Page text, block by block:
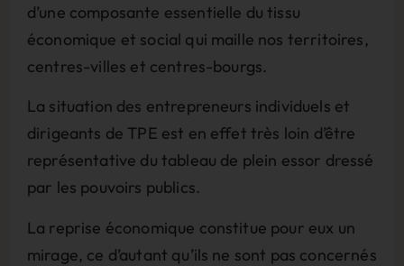
d’une composante essentielle du tissu
économique et social qui maille nos territoires,
centres-villes et centres-bourgs.
La situation des entrepreneurs individuels et
dirigeants de TPE est en effet très loin d’être
représentative du tableau de plein essor dressé
par les pouvoirs publics.
La reprise économique constitue pour eux un
mirage, ce d’autant qu’ils ne sont pas concernés